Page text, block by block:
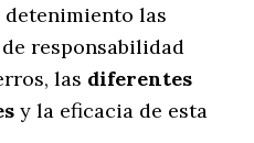
las
responsabilidad
las diferentes
y la eficacia de esta